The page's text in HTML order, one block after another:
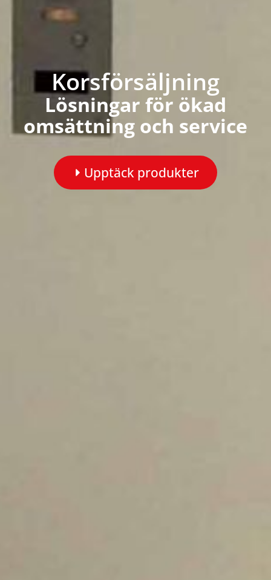
Korsförsäljning
Lösningar för ökad
omsättning och service
Upptäck produkter